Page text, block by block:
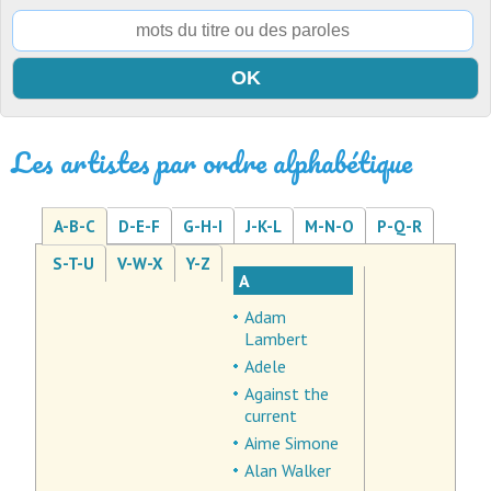
Les artistes par ordre alphabétique
A-B-C D-E-F G-H-I J-K-L M-N-O
P-Q-R
S-T-U
V-W-X Y-Z
A
Adam
Lambert
Adele
Against the
current
Aime Simone
Alan Walker